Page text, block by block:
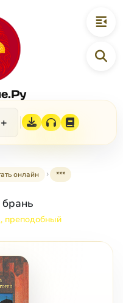
+
онлайн ***
преподобный